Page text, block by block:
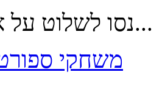
נסו לשלוט על אופנוע ים...
משחקי